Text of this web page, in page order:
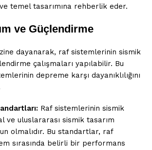
temel tasarımına rehberlik eder.
ve Güçlendirme
dayanarak, raf sistemlerinin sismik
çalışmaları yapılabilir. Bu
depreme karşı dayanıklılığını
Raf sistemlerinin sismik
ve uluslararası sismik tasarım
olmalıdır. Bu standartlar, raf
sırasında belirli bir performans